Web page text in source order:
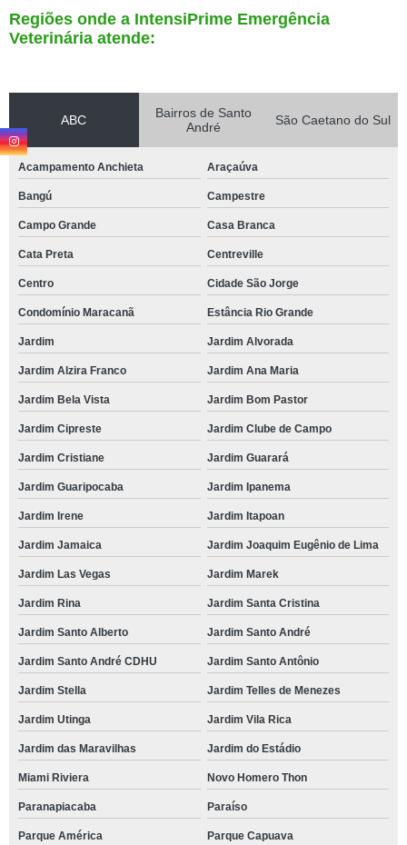
Regiões onde a IntensiPrime Emergência
Veterinária atende:
ABC
Bairros de Santo
André
São Caetano do Sul
Acampamento Anchieta Araçaúva
Bangú Campestre
Campo Grande Casa Branca
Cata Preta Centreville
Centro Cidade São Jorge
Condomínio Maracanã Estância Rio Grande
Jardim Jardim Alvorada
Jardim Alzira Franco Jardim Ana Maria
Jardim Bela Vista Jardim Bom Pastor
Jardim Cipreste Jardim Clube de Campo
Jardim Cristiane Jardim Guarará
Jardim Guaripocaba Jardim Ipanema
Jardim Irene Jardim Itapoan
Jardim Jamaica Jardim Joaquim Eugênio de Lima
Jardim Las Vegas Jardim Marek
Jardim Rina Jardim Santa Cristina
Jardim Santo Alberto Jardim Santo André
Jardim Santo André CDHU Jardim Santo Antônio
Jardim Stella Jardim Telles de Menezes
Jardim Utinga Jardim Vila Rica
Jardim das Maravilhas Jardim do Estádio
Miami Riviera Novo Homero Thon
Paranapiacaba Paraíso
Parque América Parque Capuava